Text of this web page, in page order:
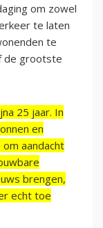
om zowel
te laten
te
de grootste
25 jaar. In
en
aandacht
brengen,
echt toe